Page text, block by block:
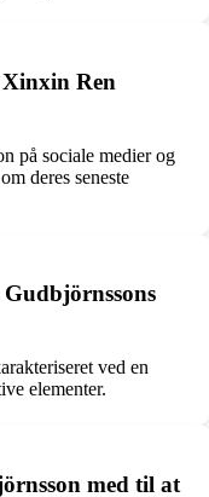
Ren
på sociale medier og
deres seneste
ved en
elementer.
med til at